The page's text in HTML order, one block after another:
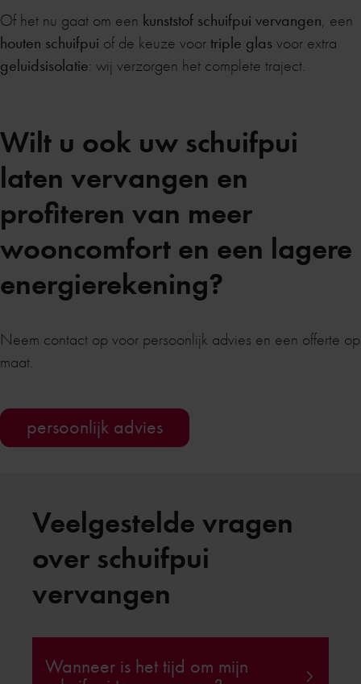
Of het nu gaat om een kunststof schuifpui vervangen, een
houten schuifpui of de keuze voortriple glasvoor extra
geluidsisolatie: wij verzorgen het complete traject.
Wilt u ook uw schuifpui
laten vervangen en
profiteren van meer
wooncomfort en een lagere
energierekening?
Neem contact op voor persoonlijk advies en een offerte op
maat.
persoonlijk advies
Veelgestelde vragen
over schuifpui
vervangen
Wanneer is het tijd om mijn